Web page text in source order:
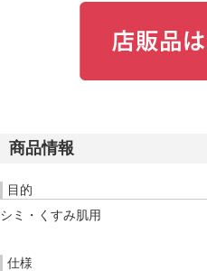
商品情報
目的
シミ・くすみ肌用
仕様